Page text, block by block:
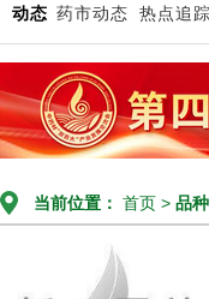
动态 药市动态 热点追踪
当前位置： 首页 > 品